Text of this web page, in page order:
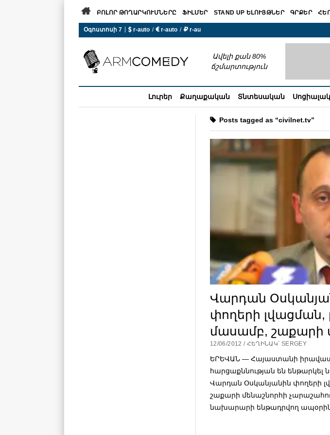
 ԲՈԼՈՐ ԹՈՂԱՐԿՈՒՄՆԵՐԸ ՖԻԼՄԵՐ STAND UP ԵԼՈՒՅԹՆԵՐ ԳՐՔԵՐ
Օգոստոսի 7 |  r-auto /  r-auto /  r-au
Ավելի քան 80%
ճշմարտություն
Լուրեր Քաղաքական Տնտեսական
Posts tagged as “civilnet.tv”
Վարդան
փողերի
մասամբ, շաքարի
12/06/2012 / ՀԵՂԻՆԱԿ՝ SERGEY
ԵՐԵՎԱՆ — Հայաստանի
հարցաքննության են
Վարդան Օսկանյանին փողերի
շաքարի մենաշնորհի
նախարարի ենթադրվող